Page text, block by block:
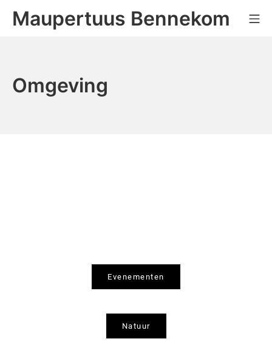
Maupertuus Bennekom
Omgeving
Evenementen
Natuur